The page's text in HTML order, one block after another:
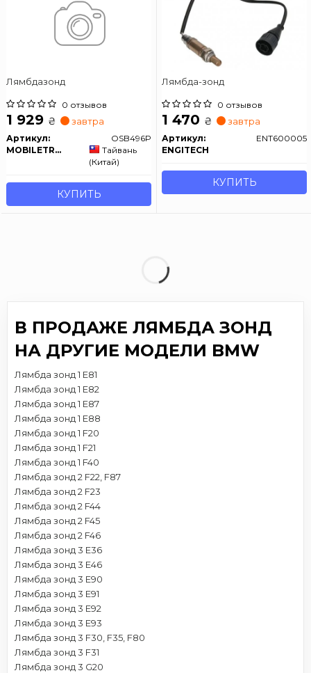
Лямбдазонд
0 отзывов
1 929 ₴ завтра
Артикул:
OSB496P
MOBILETRON
Тайвань
(Китай)
КУПИТЬ
Лямбда-зонд
0 отзывов
1 470 ₴ завтра
Артикул:
ENT600005
ENGITECH
КУПИТЬ
В ПРОДАЖЕ ЛЯМБДА ЗОНД
НА ДРУГИЕ МОДЕЛИ BMW
Лямбда зонд 1 E81
Лямбда зонд 1 E82
Лямбда зонд 1 E87
Лямбда зонд 1 E88
Лямбда зонд 1 F20
Лямбда зонд 1 F21
Лямбда зонд 1 F40
Лямбда зонд 2 F22, F87
Лямбда зонд 2 F23
Лямбда зонд 2 F44
Лямбда зонд 2 F45
Лямбда зонд 2 F46
Лямбда зонд 3 E36
Лямбда зонд 3 E46
Лямбда зонд 3 E90
Лямбда зонд 3 E91
Лямбда зонд 3 E92
Лямбда зонд 3 E93
Лямбда зонд 3 F30, F35, F80
Лямбда зонд 3 F31
Лямбда зонд 3 G20